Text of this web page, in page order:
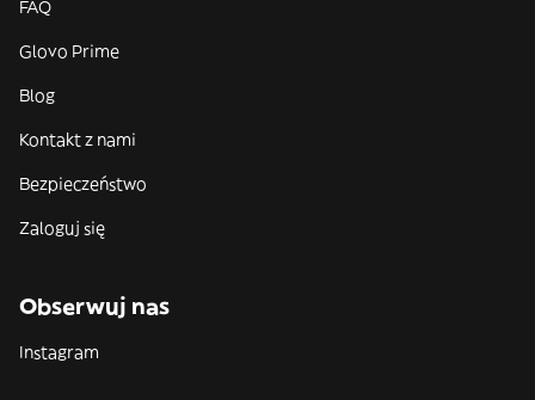
FAQ
Glovo Prime
Blog
Kontakt z nami
Bezpieczeństwo
Zaloguj się
Obserwuj nas
Instagram